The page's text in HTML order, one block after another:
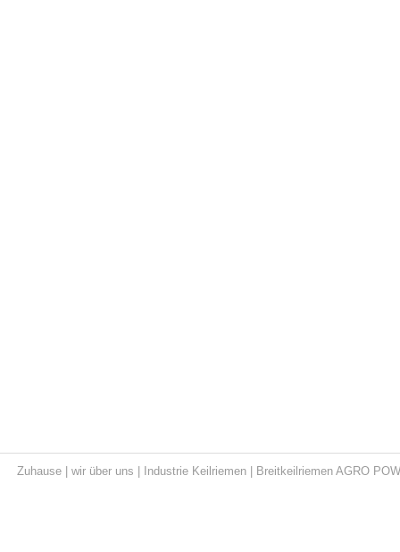
Zuhause wir über uns Industrie Keilriemen Breitkeilriemen AGRO